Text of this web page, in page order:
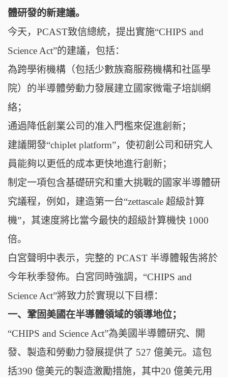
體研發的新建議。
今天，PCAST致信總統，提出實施“CHIPS and
Science Act”的建議，包括：
為跨學術機構（包括少數族裔服務機構和社區學
院）的半導體勞動力發展建立國家微電子培訓網
絡；
通過降低創業公司的准入門檻來促進創新；
建議開發“chiplet platform”，使初創公司和研究人
員能夠以更低的成本更快地進行創新；
制定一項包含基礎研究和重大挑戰的國家半導體研
究議程，例如，建造第一台“zettascale 超級計算
機”，其速度將比當今最快的超級計算機快 1000
倍。
白宮聲明中表示，完整的 PCAST 半導體報吿將於
今年秋季發佈。白宮同時強調，“CHIPS and
Science Act”將致力於實現以下目標：
一、鞏固美國在半導體領域的領導地位；
“CHIPS and Science Act”為美國半導體研究、開
發、製造和勞動力發展提供了 527 億美元。這包
括390 億美元的製造激勵措施，其中20 億美元用